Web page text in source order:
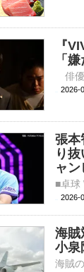
『
「
2026-
張本
り
ャン
2026-
海賊
小泉